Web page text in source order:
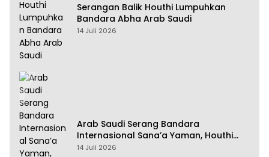
Serangan Balik Houthi Lumpuhkan
Bandara Abha Arab Saudi
14 Juli 2026
Arab Saudi Serang Bandara
Internasional Sana’a Yaman, Houthi
Siap Serang Balik
14 Juli 2026